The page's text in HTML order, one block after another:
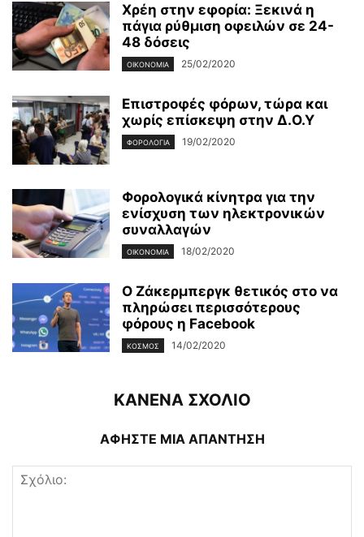
Χρέη στην εφορία: Ξεκινά η
πάγια ρύθμιση οφειλών σε 24-
48 δόσεις
ΟΙΚΟΝΟΜΊΑ 25/02/2020
Επιστροφές φόρων, τώρα και
χωρίς επίσκεψη στην Δ.Ο.Υ
ΦΟΡΟΛΟΓΊΑ 19/02/2020
Φορολογικά κίνητρα για την
ενίσχυση των ηλεκτρονικών
συναλλαγών
ΟΙΚΟΝΟΜΊΑ 18/02/2020
Ο Ζάκερμπεργκ θετικός στο να
πληρώσει περισσότερους
φόρους η Facebook
ΚΌΣΜΟΣ 14/02/2020
ΚΑΝΕΝΑ ΣΧΟΛΙΟ
ΑΦΗΣΤΕ ΜΙΑ ΑΠΑΝΤΗΣΗ